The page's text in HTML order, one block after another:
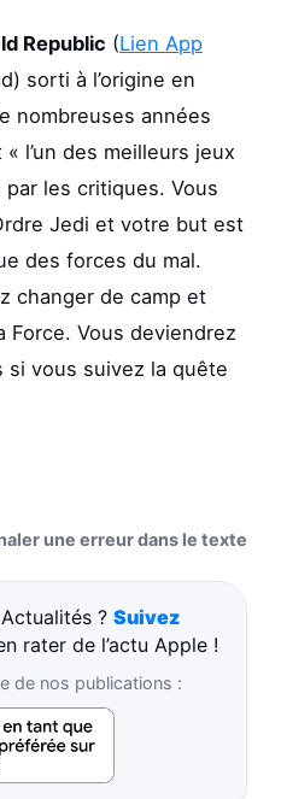
Republic (Lien App
sorti à l’origine en
nombreuses années
l’un des meilleurs jeux
les critiques. Vous
Jedi et votre but est
des forces du mal.
changer de camp et
Force. Vous deviendrez
vous suivez la quête
une erreur dans le texte
? Suivez
rater de l’actu Apple !
de nos publications :